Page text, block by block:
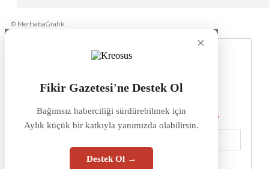
© MerhabaGrafik
×
Fikir Gazetesi'ne Destek Ol
Bağımsız haberciliği sürdürebilmek için
Aylık küçük bir katkıyla yanımızda olabilirsin.
Destek Ol →